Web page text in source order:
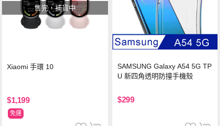
售完，補貨中
Xiaomi 手環 10
$1,199
免運
SAMSUNG Galaxy A54 5G TP
U 新四角透明防撞手機殼
$299